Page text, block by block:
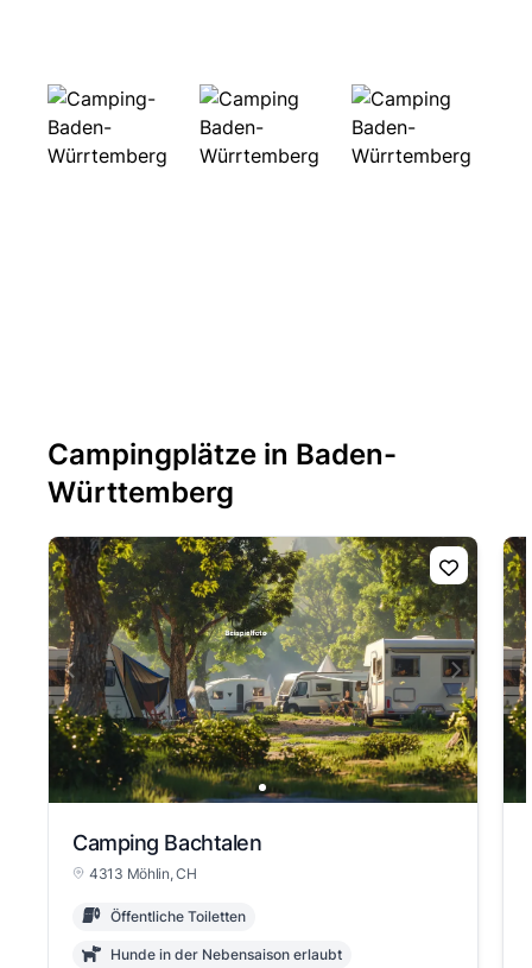
Campingplätze in Baden-
Württemberg
Camping Bachtalen
4313 Möhlin, CH
Öffentliche Toiletten
Hunde in der Nebensaison erlaubt